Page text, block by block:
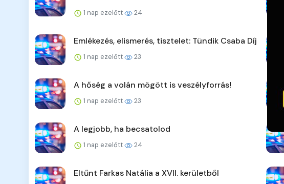
1 nap ezelőtt 24
Emlékezés, elismerés, tisztelet: Tündik Csaba Díj
1 nap ezelőtt 23
A hőség a volán mögött is veszélyforrás!
1 nap ezelőtt 23
A legjobb, ha becsatolod
1 nap ezelőtt 24
Eltűnt Farkas Natália a XVII. kerületből